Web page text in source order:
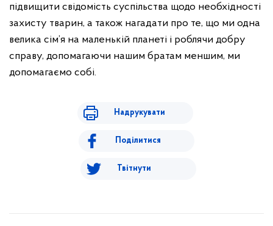
підвищити свідомість суспільства щодо необхідності
захисту тварин, а також нагадати про те, що ми одна
велика сім’я на маленькій планеті і роблячи добру
справу, допомагаючи нашим братам меншим, ми
допомагаємо собі.
Надрукувати
Поділитися
Твітнути